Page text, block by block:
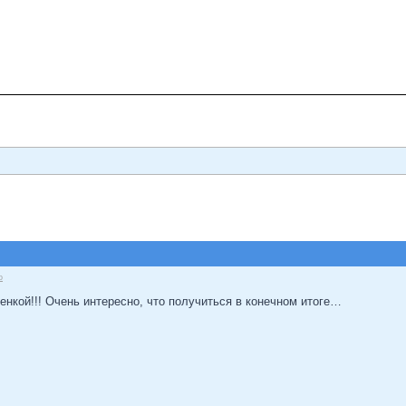
Очень интересно, что получиться в конечном итоге…